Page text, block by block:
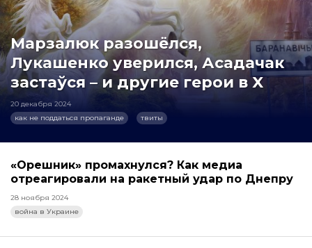
Марзалюк разошёлся,
Лукашенко уверился, Асадачак
застаўся – и другие герои в X
20 декабря 2024
как не поддаться пропаганде
твиты
«Орешник» промахнулся? Как медиа
отреагировали на ракетный удар по Днепру
28 ноября 2024
война в Украине